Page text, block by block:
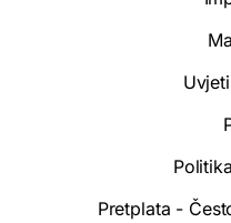
Pretplata -